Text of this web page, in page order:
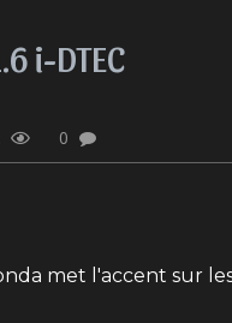
i-DTEC
0
met l'accent sur